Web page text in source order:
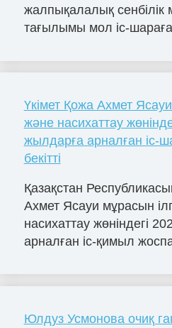
жалпықалалық сенбілік
тағылымы мол іс-
Үкімет Қожа Ахмет
және насихаттау
жылдарға арналған іс-
бекітті
Қазақстан
Ахмет Ясауи мұрасын
насихаттау жөніндегі
арналған іс-қимыл
Юлдуз Усмонова очиқ